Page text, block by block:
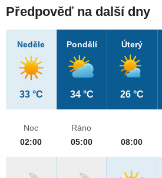
Předpověď na další dny
Neděle
33 °C
Pondělí
34 °C
Úterý
26 °C
Noc
02:00
Ráno
05:00
08:00